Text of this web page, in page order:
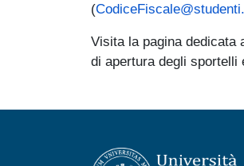
(
Visita la pagina dedicata
di apertura degli sportelli